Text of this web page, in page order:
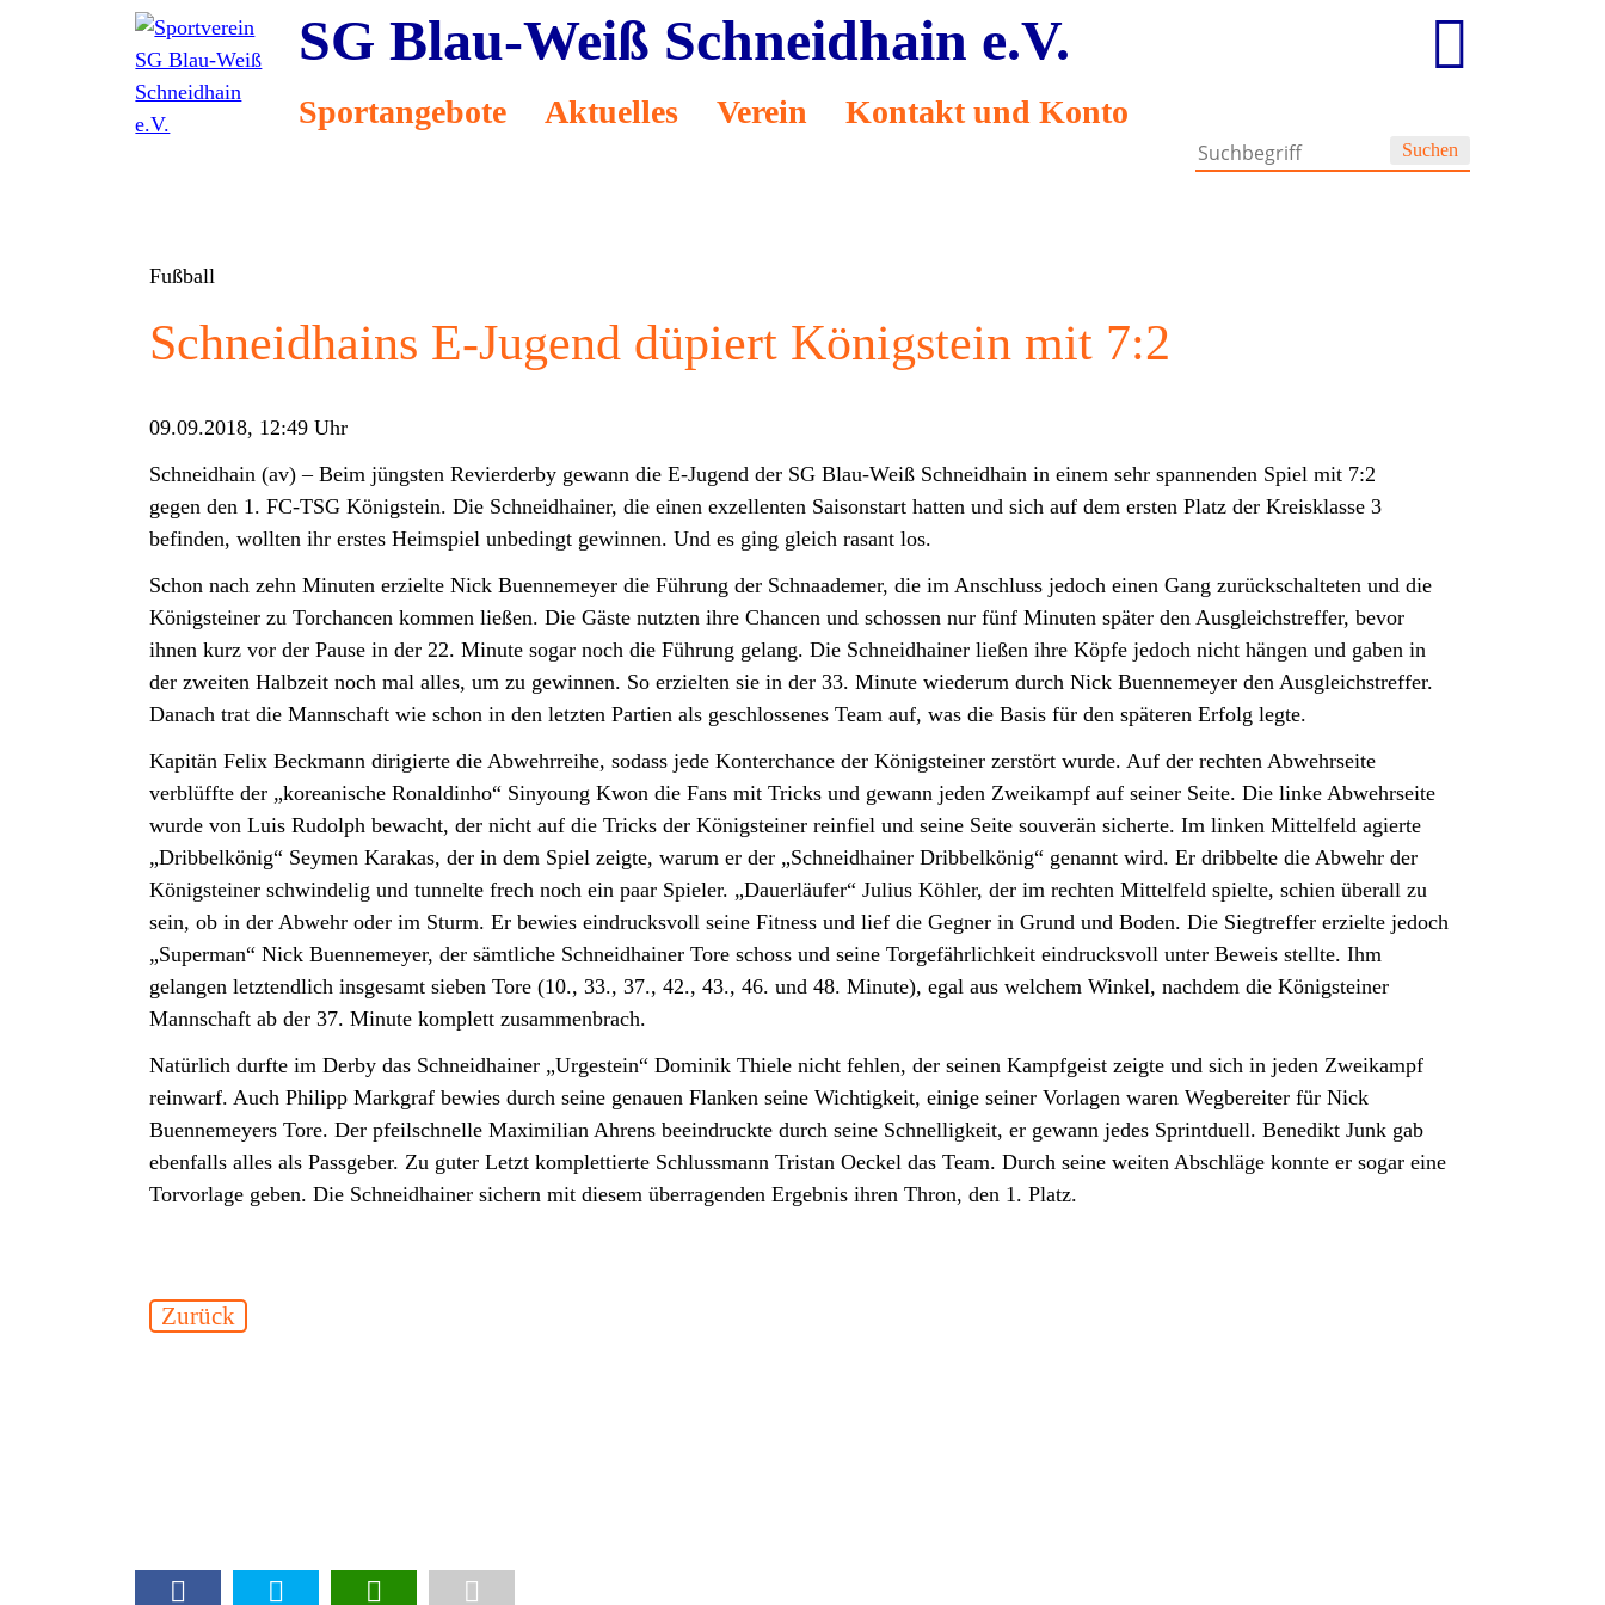
SG Blau-Weiß Schneidhain e.V.
Navigation
Sportangebote Aktuelles Verein Kontakt und Konto
Suchen
Fußball
Schneidhains E-Jugend düpiert Königstein mit 7:2
09.09.2018, 12:49Uhr
Schneidhain (av) – Beim jüngsten Revierderby gewann die E-Jugend der SG Blau-Weiß Schneidhain in einem sehr spannenden Spiel mit 7:2
gegen den 1. FC-TSG Königstein. Die Schneidhainer, die einen exzellenten Saisonstart hatten und sich auf dem ersten Platz der Kreisklasse 3
befinden, wollten ihr erstes Heimspiel unbedingt gewinnen. Und es ging gleich rasant los.
Schon nach zehn Minuten erzielte Nick Buennemeyer die Führung der Schnaademer, die im Anschluss jedoch einen Gang zurückschalteten und die
Königsteiner zu Torchancen kommen ließen. Die Gäste nutzten ihre Chancen und schossen nur fünf Minuten später den Ausgleichstreffer, bevor
ihnen kurz vor der Pause in der 22. Minute sogar noch die Führung gelang. Die Schneidhainer ließen ihre Köpfe jedoch nicht hängen und gaben in
der zweiten Halbzeit noch mal alles, um zu gewinnen. So erzielten sie in der 33. Minute wiederum durch Nick Buennemeyer den Ausgleichstreffer.
Danach trat die Mannschaft wie schon in den letzten Partien als geschlossenes Team auf, was die Basis für den späteren Erfolg legte.
Kapitän Felix Beckmann dirigierte die Abwehrreihe, sodass jede Konterchance der Königsteiner zerstört wurde. Auf der rechten Abwehrseite
verblüffte der „koreanische Ronaldinho“ Sinyoung Kwon die Fans mit Tricks und gewann jeden Zweikampf auf seiner Seite. Die linke Abwehrseite
wurde von Luis Rudolph bewacht, der nicht auf die Tricks der Königsteiner reinfiel und seine Seite souverän sicherte. Im linken Mittelfeld agierte
„Dribbelkönig“ Seymen Karakas, der in dem Spiel zeigte, warum er der „Schneidhainer Dribbelkönig“ genannt wird. Er dribbelte die Abwehr der
Königsteiner schwindelig und tunnelte frech noch ein paar Spieler. „Dauerläufer“ Julius Köhler, der im rechten Mittelfeld spielte, schien überall zu
sein, ob in der Abwehr oder im Sturm. Er bewies eindrucksvoll seine Fitness und lief die Gegner in Grund und Boden. Die Siegtreffer erzielte jedoch
„Superman“ Nick Buennemeyer, der sämtliche Schneidhainer Tore schoss und seine Torgefährlichkeit eindrucksvoll unter Beweis stellte. Ihm
gelangen letztendlich insgesamt sieben Tore (10., 33., 37., 42., 43., 46. und 48. Minute), egal aus welchem Winkel, nachdem die Königsteiner
Mannschaft ab der 37. Minute komplett zusammenbrach.
Natürlich durfte im Derby das Schneidhainer „Urgestein“ Dominik Thiele nicht fehlen, der seinen Kampfgeist zeigte und sich in jeden Zweikampf
reinwarf. Auch Philipp Markgraf bewies durch seine genauen Flanken seine Wichtigkeit, einige seiner Vorlagen waren Wegbereiter für Nick
Buennemeyers Tore. Der pfeilschnelle Maximilian Ahrens beeindruckte durch seine Schnelligkeit, er gewann jedes Sprintduell. Benedikt Junk gab
ebenfalls alles als Passgeber. Zu guter Letzt komplettierte Schlussmann Tristan Oeckel das Team. Durch seine weiten Abschläge konnte er sogar eine
Torvorlage geben. Die Schneidhainer sichern mit diesem überragenden Ergebnis ihren Thron, den 1. Platz.
Zurück